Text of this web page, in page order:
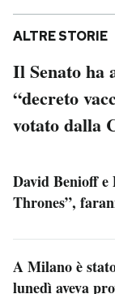
ALTRE STORIE
Il Senato ha
“decreto
votato dalla
David Benioff
Thrones”,
A Milano è
lunedì aveva